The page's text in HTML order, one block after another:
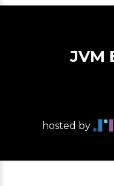
JVM
hosted by